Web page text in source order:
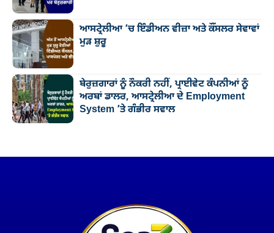
ਆਸਟ੍ਰੇਲੀਆ ’ਚ ਇੰਡੀਅਨ ਵੀਜ਼ਾ ਅਤੇ ਕੌਂਸਲਰ ਸੇਵਾਵਾਂ
ਮੁੜ ਸ਼ੁਰੂ
ਬੇਰੁਜ਼ਗਾਰਾਂ ਨੂੰ ਨੌਕਰੀ ਨਹੀਂ, ਪ੍ਰਾਈਵੇਟ ਕੰਪਨੀਆਂ ਨੂੰ
ਅਰਬਾਂ ਡਾਲਰ, ਆਸਟ੍ਰੇਲੀਆ ਦੇ Employment
System ’ਤੇ ਗੰਭੀਰ ਸਵਾਲ